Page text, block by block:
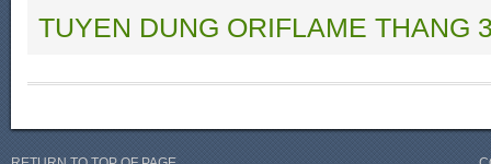
TUYEN DUNG ORIFLAME THANG